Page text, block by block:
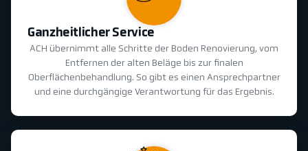
Ganzheitlicher Service
ACH übernimmt alle Schritte der Boden Renovierung, vom
Entfernen der alten Beläge bis zur finalen
Oberflächenbehandlung. So gibt es einen Ansprechpartner
und eine durchgängige Verantwortung für das Ergebnis.